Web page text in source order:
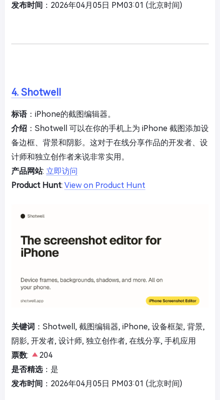
发布时间 ：2026年04月05日 PM03:01 (北京时间)
4. Shotwell
标语：iPhone的截图编辑器。
介绍 ：Shotwell 可以在你的手机上为 iPhone 截图添加设
备边框、背景和阴影。这对于在线分享作品的开发者、设
计师和独立创作者来说非常实用。
产品网站: 立即访问
Product Hunt: View on Product Hunt
关键词 ：Shotwell, 截图编辑器, iPhone, 设备框架, 背景,
阴影, 开发者, 设计师, 独立创作者, 在线分享, 手机应用
票数:
204
是否精选：是
发布时间 ：2026年04月05日 PM03:01 (北京时间)